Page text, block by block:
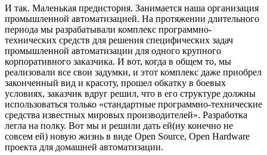
И так. Маленькая предистория. Занимается наша организация
промышленной автоматизацией. На протяжении длительного
периода мы разрабатывали комплекс программно-
технических средств для решения специфических задач
промышленной автоматизации для одного крупного
корпоративного заказчика. И вот, когда в общем то, мы
реализовали все свои задумки, и этот комплекс даже приобрел
законченный вид и красоту, прошел обкатку в боевых
условиях, заказчик вдруг решил, что в его структуре должны
использоваться только «стандартные программно-технические
средства известных мировых производителей». Разработка
легла на полку. Вот мы и решили дать ей(ну конечно не
совсем ей) новую жизнь в виде Open Source, Open Hardware
проекта для домашней автоматизации.